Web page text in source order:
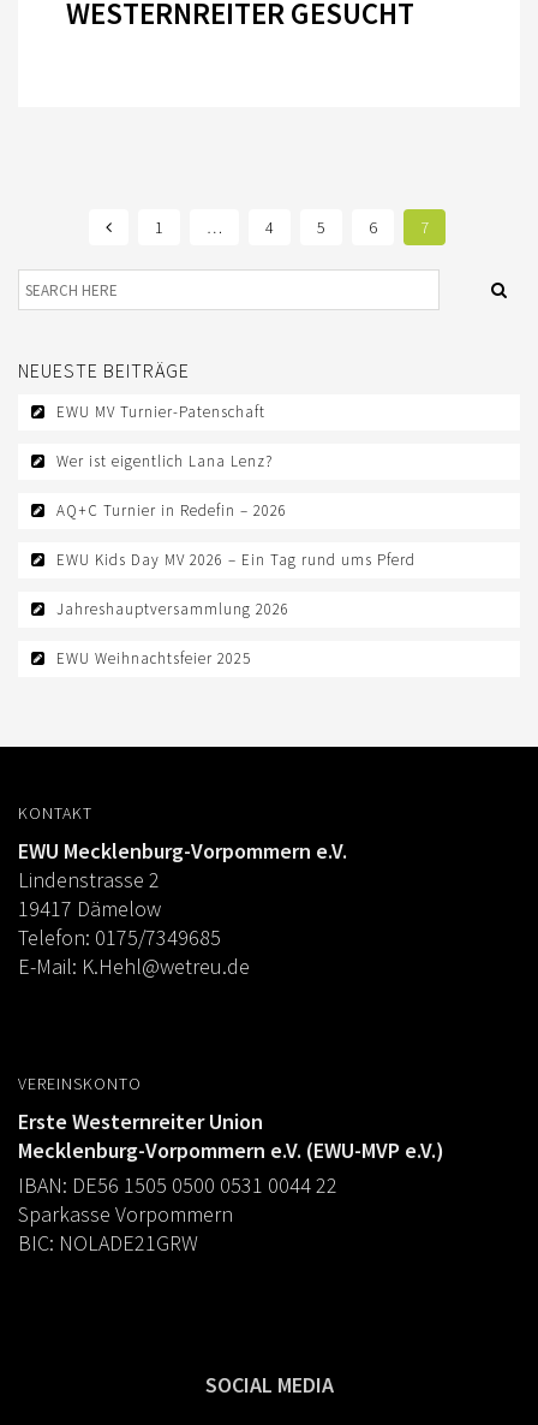
WESTERNREITER GESUCHT
1 … 4 5 6 7
NEUESTE BEITRÄGE
EWU MV Turnier-Patenschaft
Wer ist eigentlich Lana Lenz?
AQ+C Turnier in Redefin – 2026
EWU Kids Day MV 2026 – Ein Tag rund ums Pferd
Jahreshauptversammlung 2026
EWU Weihnachtsfeier 2025
KONTAKT
EWU Mecklenburg-Vorpommern e.V.
Lindenstrasse 2
19417 Dämelow
Telefon: 0175/7349685
E-Mail: K.Hehl@wetreu.de
VEREINSKONTO
Erste Westernreiter Union
Mecklenburg-Vorpommern e.V. (EWU-MVP e.V.)
IBAN: DE56 1505 0500 0531 0044 22
Sparkasse Vorpommern
BIC: NOLADE21GRW
SOCIAL MEDIA